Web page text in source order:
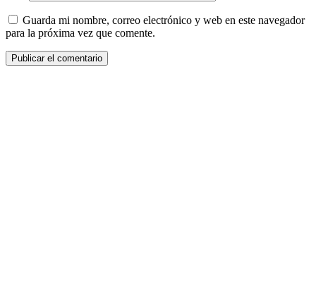
Guarda mi nombre, correo electrónico y web en este navegador
para la próxima vez que comente.